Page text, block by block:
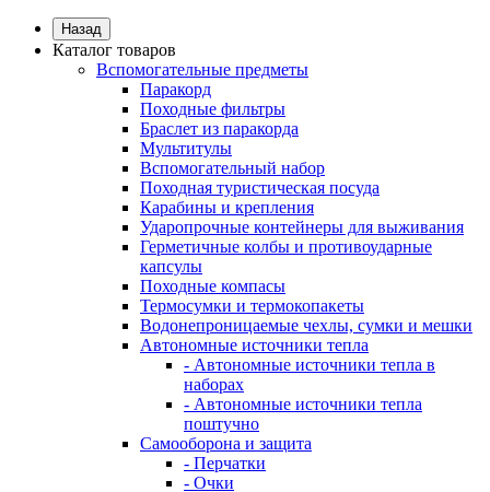
Назад
Каталог товаров
Вспомогательные предметы
Паракорд
Походные фильтры
Браслет из паракорда
Мультитулы
Вспомогательный набор
Походная туристическая посуда
Карабины и крепления
Ударопрочные контейнеры для выживания
Герметичные колбы и противоударные
капсулы
Походные компасы
Термосумки и термокопакеты
Водонепроницаемые чехлы, сумки и мешки
Автономные источники тепла
- Автономные источники тепла в
наборах
- Автономные источники тепла
поштучно
Самооборона и защита
- Перчатки
- Очки